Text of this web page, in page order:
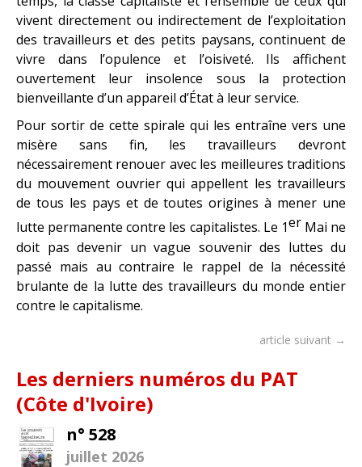
vivent directement ou indirectement de l’exploitation
des travailleurs et des petits paysans, continuent de
vivre dans l’opulence et l’oisiveté. Ils affichent
ouvertement leur insolence sous la protection
bienveillante d’un appareil d’État à leur service.
Pour sortir de cette spirale qui les entraîne vers une
misère sans fin, les travailleurs devront
nécessairement renouer avec les meilleures traditions
du mouvement ouvrier qui appellent les travailleurs
de tous les pays et de toutes origines à mener une
lutte permanente contre les capitalistes. Le 1erMai ne
doit pas devenir un vague souvenir des luttes du
passé mais au contraire le rappel de la nécessité
brulante de la lutte des travailleurs du monde entier
contre le capitalisme.
article suivant →
Les derniers numéros du PAT
(Côte d'Ivoire)
n° 528
juillet 2026